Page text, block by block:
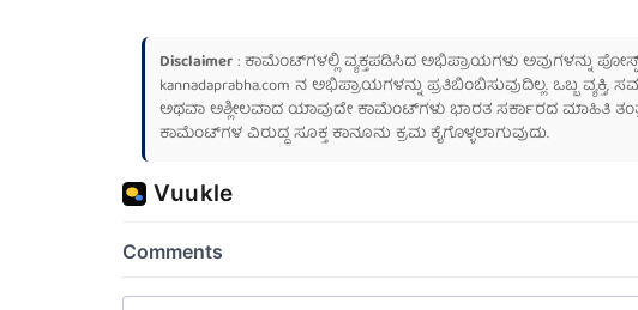
Disclaimer: ಕಾಮೆಂಟ್‌ಗಳಲ್ಲಿ ವ್ಯಕ್ತಪಡಿಸಿದ ಅಭಿಪ್ರಾಯಗಳು ಅವುಗಳನ್ನು
kannadaprabha.com ನ ಅಭಿಪ್ರಾಯಗಳನ್ನು ಪ್ರತಿಬಿಂಬಿಸುವುದಿಲ್ಲ. ಒಬ್ಬ
ಅಥವಾ ಅಶ್ಲೀಲವಾದ ಯಾವುದೇ ಕಾಮೆಂಟ್‌ಗಳು ಭಾರತ ಸರ್ಕಾರದ ಮಾಹಿತಿ
ಕಾಮೆಂಟ್‌ಗಳ ವಿರುದ್ಧ ಸೂಕ್ತ ಕಾನೂನು ಕ್ರಮ ಕೈಗೊಳ್ಳಲಾಗುವುದು.